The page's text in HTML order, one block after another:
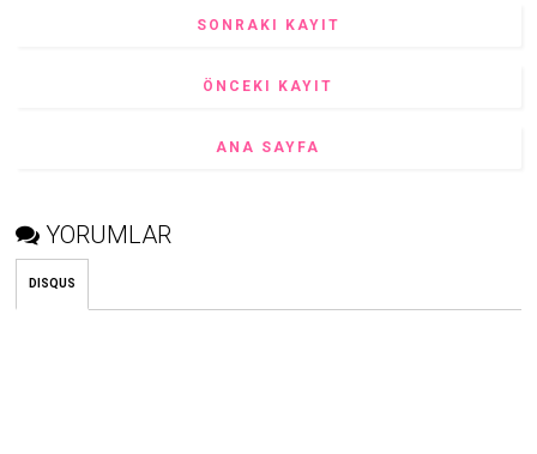
SONRAKI KAYIT
ÖNCEKI KAYIT
ANA SAYFA
YORUMLAR
DISQUS